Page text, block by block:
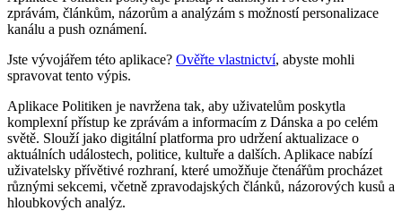
zprávám, článkům, názorům a analýzám s možností personalizace
kanálu a push oznámení.
Jste vývojářem této aplikace? Ověřte vlastnictví, abyste mohli
spravovat tento výpis.
Aplikace Politiken je navržena tak, aby uživatelům poskytla
komplexní přístup ke zprávám a informacím z Dánska a po celém
světě. Slouží jako digitální platforma pro udržení aktualizace o
aktuálních událostech, politice, kultuře a dalších. Aplikace nabízí
uživatelsky přívětivé rozhraní, které umožňuje čtenářům procházet
různými sekcemi, včetně zpravodajských článků, názorových kusů a
hloubkových analýz.